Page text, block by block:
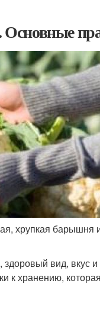
Основные
хрупкая барышня
вид, вкус
хранению,